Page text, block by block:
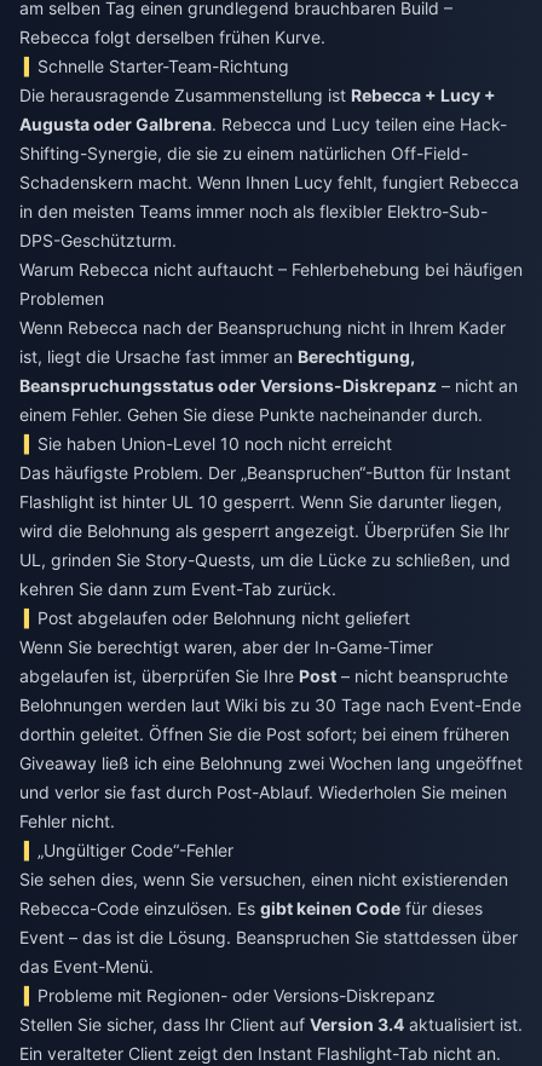
am selben Tag einen grundlegend brauchbaren Build –
Rebecca folgt derselben frühen Kurve.
Schnelle Starter-Team-Richtung
Die herausragende Zusammenstellung ist Rebecca + Lucy +
Augusta oder Galbrena. Rebecca und Lucy teilen eine Hack-
Shifting-Synergie, die sie zu einem natürlichen Off-Field-
Schadenskern macht. Wenn Ihnen Lucy fehlt, fungiert Rebecca
in den meisten Teams immer noch als flexibler Elektro-Sub-
DPS-Geschützturm.
Warum Rebecca nicht auftaucht – Fehlerbehebung bei häufigen
Problemen
Wenn Rebecca nach der Beanspruchung nicht in Ihrem Kader
ist, liegt die Ursache fast immer an Berechtigung,
Beanspruchungsstatus oder Versions-Diskrepanz – nicht an
einem Fehler. Gehen Sie diese Punkte nacheinander durch.
Sie haben Union-Level 10 noch nicht erreicht
Das häufigste Problem. Der „Beanspruchen“-Button für Instant
Flashlight ist hinter UL 10 gesperrt. Wenn Sie darunter liegen,
wird die Belohnung als gesperrt angezeigt. Überprüfen Sie Ihr
UL, grinden Sie Story-Quests, um die Lücke zu schließen, und
kehren Sie dann zum Event-Tab zurück.
Post abgelaufen oder Belohnung nicht geliefert
Wenn Sie berechtigt waren, aber der In-Game-Timer
abgelaufen ist, überprüfen Sie Ihre Post – nicht beanspruchte
Belohnungen werden laut Wiki bis zu 30 Tage nach Event-Ende
dorthin geleitet. Öffnen Sie die Post sofort; bei einem früheren
Giveaway ließ ich eine Belohnung zwei Wochen lang ungeöffnet
und verlor sie fast durch Post-Ablauf. Wiederholen Sie meinen
Fehler nicht.
„Ungültiger Code“-Fehler
Sie sehen dies, wenn Sie versuchen, einen nicht existierenden
Rebecca-Code einzulösen. Es gibt keinen Code für dieses
Event – das ist die Lösung. Beanspruchen Sie stattdessen über
das Event-Menü.
Probleme mit Regionen- oder Versions-Diskrepanz
Stellen Sie sicher, dass Ihr Client auf Version 3.4 aktualisiert ist.
Ein veralteter Client zeigt den Instant Flashlight-Tab nicht an.